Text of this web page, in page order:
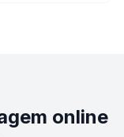
online